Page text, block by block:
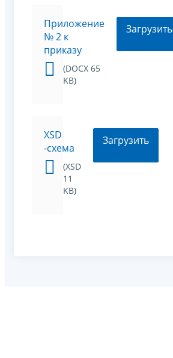
Приложение
№ 2 к
приказу
(DOCX 65
KB)
Загрузить
XSD
-схема
(XSD
11
KB)
Загрузить